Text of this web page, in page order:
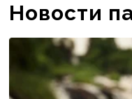
Новости